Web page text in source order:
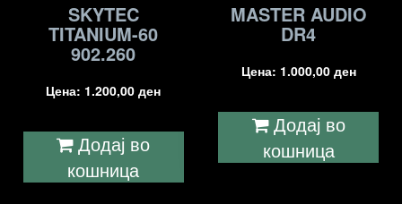
SKYTEC
TITANIUM-60
902.260
Цена: 1.200,00ден
Додај во
кошница
MASTER AUDIO
DR4
Цена: 1.000,00 ден
Додај во
кошница